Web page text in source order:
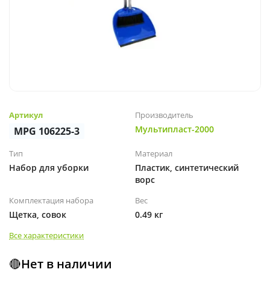
Артикул
MPG 106225-3
Производитель
Мультипласт-2000
Тип
Набор для уборки
Материал
Пластик, синтетический
ворс
Комплектация набора
Щетка, совок
Вес
0.49 кг
Все характеристики
🔴Нет в наличии